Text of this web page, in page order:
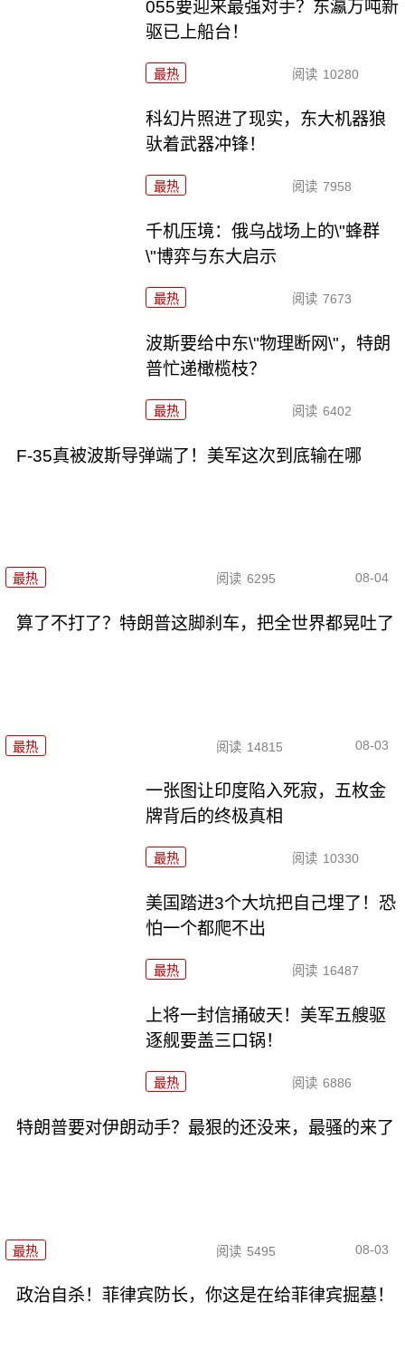
055要迎来最强对手？东瀛万吨新
驱已上船台！
最热 阅读 10280
科幻片照进了现实，东大机器狼
驮着武器冲锋！
最热 阅读 7958
千机压境：俄乌战场上的\"蜂群
\"博弈与东大启示
最热 阅读 7673
波斯要给中东\"物理断网\"，特朗
普忙递橄榄枝？
最热 阅读 6402
F-35真被波斯导弹端了！美军这次到底输在哪
最热 阅读 6295 08-04
算了不打了？特朗普这脚刹车，把全世界都晃吐了
最热 阅读 14815 08-03
一张图让印度陷入死寂，五枚金
牌背后的终极真相
最热 阅读 10330
美国踏进3个大坑把自己埋了！恐
怕一个都爬不出
最热 阅读 16487
上将一封信捅破天！美军五艘驱
逐舰要盖三口锅！
最热 阅读 6886
特朗普要对伊朗动手？最狠的还没来，最骚的来了
最热 阅读 5495 08-03
政治自杀！菲律宾防长，你这是在给菲律宾掘墓！